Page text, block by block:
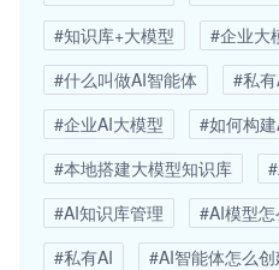
#知识库+大模型
#企业大
#什么叫做AI智能体
#私
#企业AI大模型
#如何构
#本地搭建大模型知识库
#AI知识库管理
#AI模型
#私有AI
#AI智能体怎么创